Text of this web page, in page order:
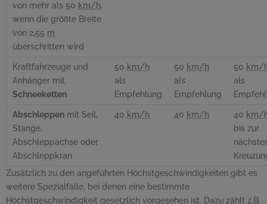
von mehr als 50 km/h,
wenn die größte Breite
von 2,55 m
überschritten wird
Kraftfahrzeuge und
Anhänger mit
Schneeketten
50 km/h
als
Empfehlung
50 km/h
als
Empfehlung
50 km/
als
Abschleppen mit Seil,
Stange,
Abschleppachse oder
Abschleppkran
40 km/h 40 km/h 40 km/
bis zur
Zusätzlich zu den angeführten Höchstgeschwindigkeiten gibt es
weitere Spezialfälle, bei denen eine bestimmte
Höchstgeschwindigkeit gesetzlich vorgesehen ist. Dazu zählt z.B.